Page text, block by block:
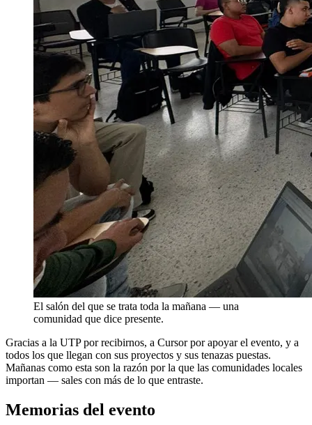
El salón del que se trata toda la mañana — una
comunidad que dice presente.
Gracias a la UTP por recibirnos, a Cursor por apoyar el evento, y a
todos los que llegan con sus proyectos y sus tenazas puestas.
Mañanas como esta son la razón por la que las comunidades locales
importan — sales con más de lo que entraste.
Memorias del evento